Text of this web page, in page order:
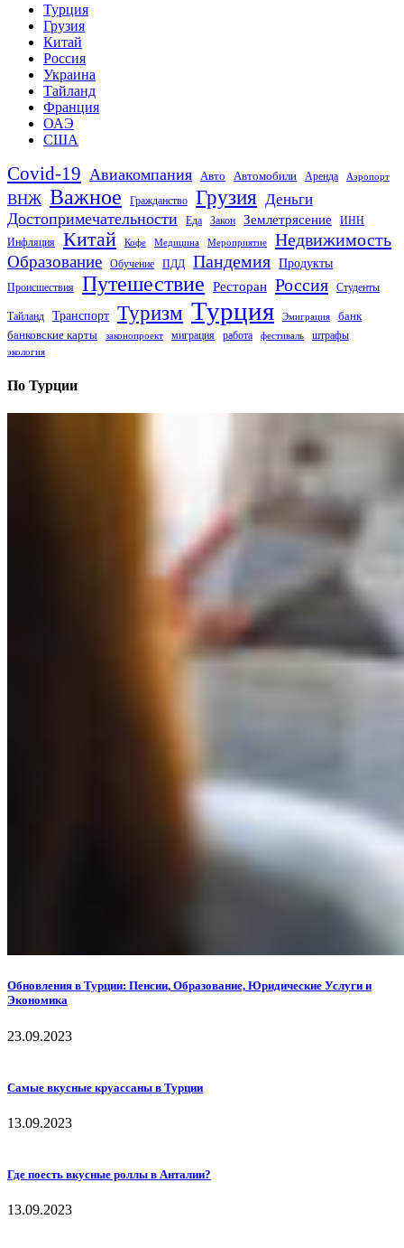
Турция
Грузия
Китай
Россия
Украина
Тайланд
Франция
ОАЭ
США
Covid-19 Авиакомпания Авто Автомобили Аренда Аэропорт
ВНЖ Важное Гражданство Грузия Деньги
Достопримечательности
Еда Закон Землетрясение
ИНН
Инфляция
Китай Кофе Медицина Мероприятие Недвижимость
Образование Обучение ПДД Пандемия Продукты
Происшествия Путешествие Ресторан Россия Студенты
Тайланд Транспорт Туризм Турция Эмиграция
банк
банковские карты
законопроект миграция работа фестиваль штрафы
экология
По Турции
Обновления в Турции: Пенсии, Образование, Юридические Услуги и
Экономика
23.09.2023
Самые вкусные круассаны в Турции
13.09.2023
Где поесть вкусные роллы в Анталии?
13.09.2023